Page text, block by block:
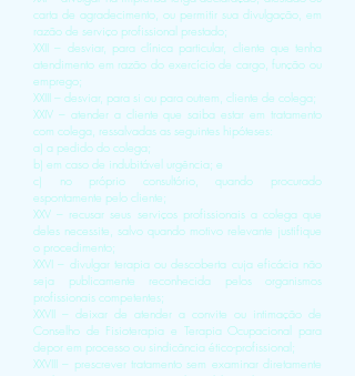
carta de agradecimento, ou permitir sua divulgação, em
razão de serviço profissional prestado;
XXII – desviar, para clínica particular, cliente que tenha
atendimento em razão do exercício de cargo, função ou
emprego;
XXIII – desviar, para si ou para outrem, cliente de colega;
XXIV – atender a cliente que saiba estar em tratamento
com colega, ressalvadas as seguintes hipóteses:
a) a pedido do colega;
b) em caso de indubitável urgência; e
c) no próprio consultório, quando procurado
espontamente pelo cliente;
XXV – recusar seus serviços profissionais a colega que
deles necessite, salvo quando motivo relevante justifique
o procedimento;
XXVI – divulgar terapia ou descoberta cuja eficácia não
seja publicamente reconhecida pelos organismos
profissionais competentes;
XXVII – deixar de atender a convite ou intimação de
Conselho de Fisioterapia e Terapia Ocupacional para
depor em processo ou sindicância ético-profissional;
XXVIII – prescrever tratamento sem examinar diretamente